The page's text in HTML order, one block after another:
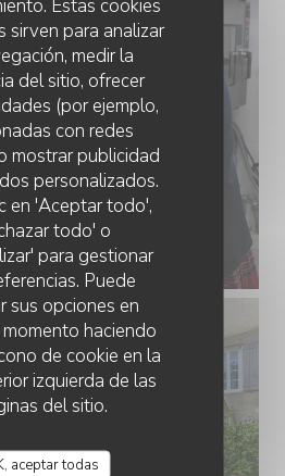
Estas cookies
sirven para analizar
medir la
del sitio, ofrecer
(por ejemplo,
con redes
mostrar publicidad
personalizados.
en 'Aceptar todo',
todo' o
para gestionar
Puede
sus opciones en
haciendo
de cookie en la
izquierda de las
del sitio.
aceptar todas
D'YVAN